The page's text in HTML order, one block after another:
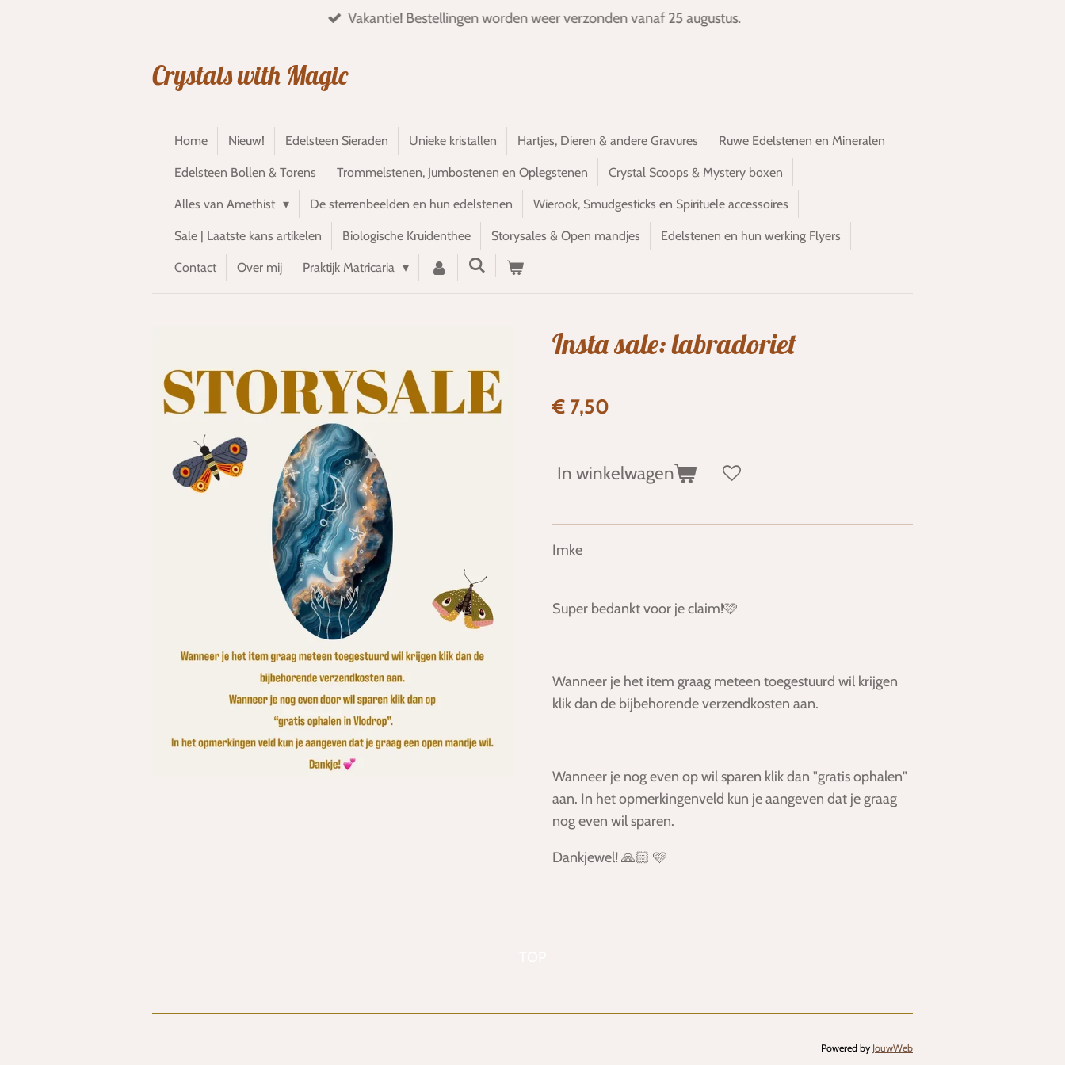
Vakantie! Bestellingen worden weer verzonden vanaf 25 augustus.
Crystals with Magic
Home Nieuw! Edelsteen Sieraden Unieke kristallen Hartjes, Dieren & andere Gravures Ruwe Edelstenen en Mineralen
Edelsteen Bollen & Torens Trommelstenen, Jumbostenen en Oplegstenen Crystal Scoops & Mystery boxen
Alles van Amethist De sterrenbeelden en hun edelstenen Wierook, Smudgesticks en Spirituele accessoires
Sale | Laatste kans artikelen Biologische Kruidenthee Storysales & Open mandjes Edelstenen en hun werking Flyers
Contact Over mij Praktijk Matricaria
Insta sale: labradoriet
€ 7,50
In winkelwagen
Imke
Super bedankt voor je claim!🩷
Wanneer je het item graag meteen toegestuurd wil krijgen
klik dan de bijbehorende verzendkosten aan.
Wanneer je nog even op wil sparen klik dan "gratis ophalen"
aan. In het opmerkingenveld kun je aangeven dat je graag
nog even wil sparen.
Dankjewel! 🙏🏻 🩷
Powered by JouwWeb